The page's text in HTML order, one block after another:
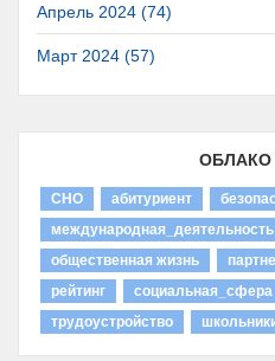
Апрель 2024 (74)
Март 2024 (57)
ОБЛАКО
СНО абитуриент
международная_деятельность
общественная жизнь
рейтинг
социальная_сфера
трудоустройство